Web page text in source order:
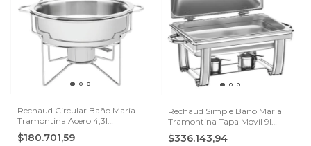
Rechaud Circular Baño Maria
Tramontina Acero 4,3l
Samihome
$180.701,59
Rechaud Simple Baño Maria
Tramontina Tapa Movil 9l
Samihome
$336.143,94